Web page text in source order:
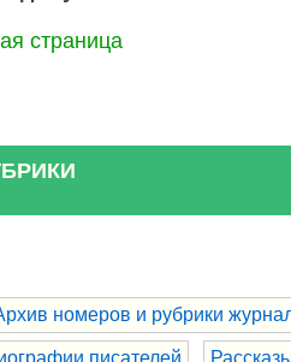
страница
номеров и рубрики